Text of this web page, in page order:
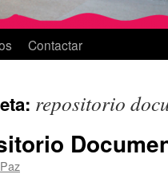
Contactar
repositorio
Paz